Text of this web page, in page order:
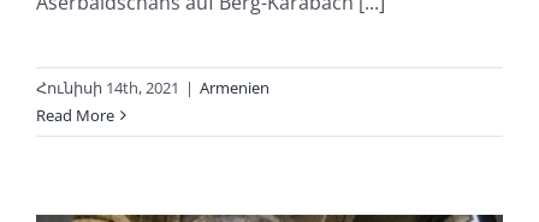
Հունիսի 14th, 2021 | Armenien
Read More